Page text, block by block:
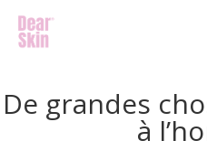
De grandes
à